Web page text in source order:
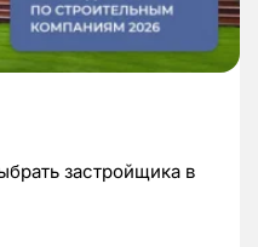
застройщика в